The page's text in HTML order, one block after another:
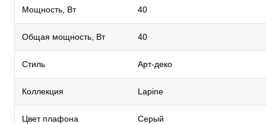
Мощность, Вт 40
Общая мощность, Вт 40
Стиль Арт-деко
Коллекция Lapine
Цвет плафона Серый